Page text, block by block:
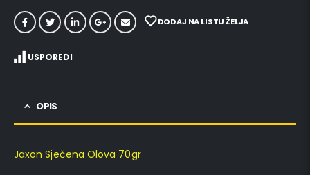
DODAJ NA LISTU ŽELJA
USPOREDI
OPIS
Jaxon Sječena Olova 70gr